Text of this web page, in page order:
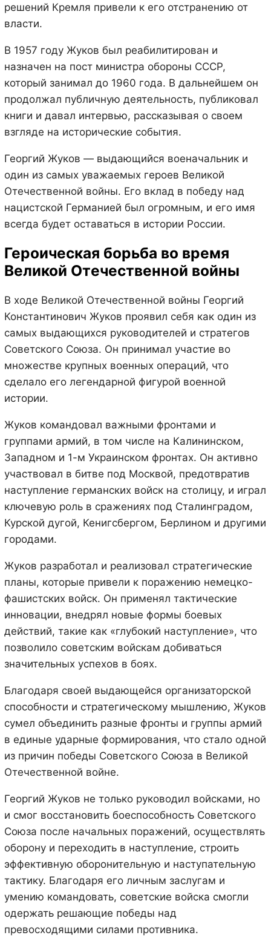
решений Кремля привели к его отстранению от
власти.
В 1957 году Жуков был реабилитирован и
назначен на пост министра обороны СССР,
который занимал до 1960 года. В дальнейшем он
продолжал публичную деятельность, публиковал
книги и давал интервью, рассказывая о своем
взгляде на исторические события.
Георгий Жуков — выдающийся военачальник и
один из самых уважаемых героев Великой
Отечественной войны. Его вклад в победу над
нацистской Германией был огромным, и его имя
всегда будет оставаться в истории России.
Героическая борьба во время
Великой Отечественной войны
В ходе Великой Отечественной войны Георгий
Константинович Жуков проявил себя как один из
самых выдающихся руководителей и стратегов
Советского Союза. Он принимал участие во
множестве крупных военных операций, что
сделало его легендарной фигурой военной
истории.
Жуков командовал важными фронтами и
группами армий, в том числе на Калининском,
Западном и 1-м Украинском фронтах. Он активно
участвовал в битве под Москвой, предотвратив
наступление германских войск на столицу, и играл
ключевую роль в сражениях под Сталинградом,
Курской дугой, Кенигсбергом, Берлином и другими
городами.
Жуков разработал и реализовал стратегические
планы, которые привели к поражению немецко-
фашистских войск. Он применял тактические
инновации, внедрял новые формы боевых
действий, такие как «глубокий наступление», что
позволило советским войскам добиваться
значительных успехов в боях.
Благодаря своей выдающейся организаторской
способности и стратегическому мышлению, Жуков
сумел объединить разные фронты и группы армий
в единые ударные формирования, что стало одной
из причин победы Советского Союза в Великой
Отечественной войне.
Георгий Жуков не только руководил войсками, но
и смог восстановить боеспособность Советского
Союза после начальных поражений, осуществлять
оборону и переходить в наступление, строить
эффективную оборонительную и наступательную
тактику. Благодаря его личным заслугам и
умению командовать, советские войска смогли
одержать решающие победы над
превосходящими силами противника.